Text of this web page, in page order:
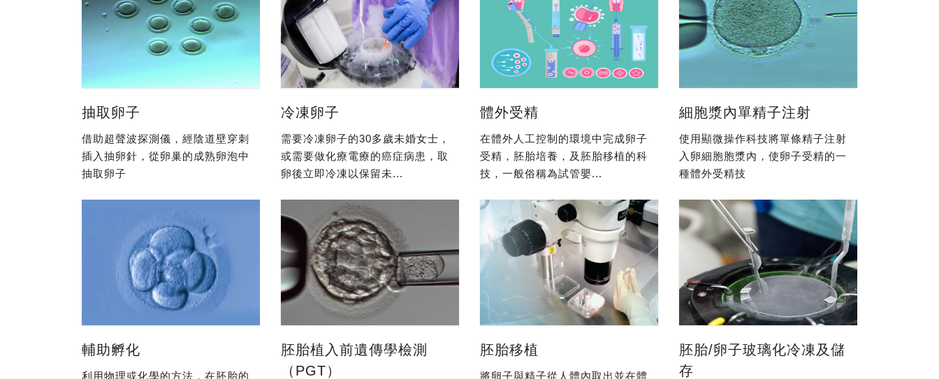
抽取卵子
借助超聲波探測儀，經陰道壁穿刺
插入抽卵針，從卵巢的成熟卵泡中
抽取卵子
冷凍卵子
需要冷凍卵子的30多歲未婚女士，
或需要做化療電療的癌症病患，取
卵後立即冷凍以保留未...
體外受精
在體外人工控制的環境中完成卵子
受精，胚胎培養，及胚胎移植的科
技，一般俗稱為試管嬰...
細胞漿內單精子注射
使用顯微操作科技將單條精子注射
入卵細胞胞漿內，使卵子受精的一
種體外受精技
輔助孵化
利用物理或化學的方法，在胚胎的
胚胎植入前遺傳學檢測
（PGT）
胚胎移植
將卵子與精子從人體內取出並在體
胚胎/卵子玻璃化冷凍及儲
存